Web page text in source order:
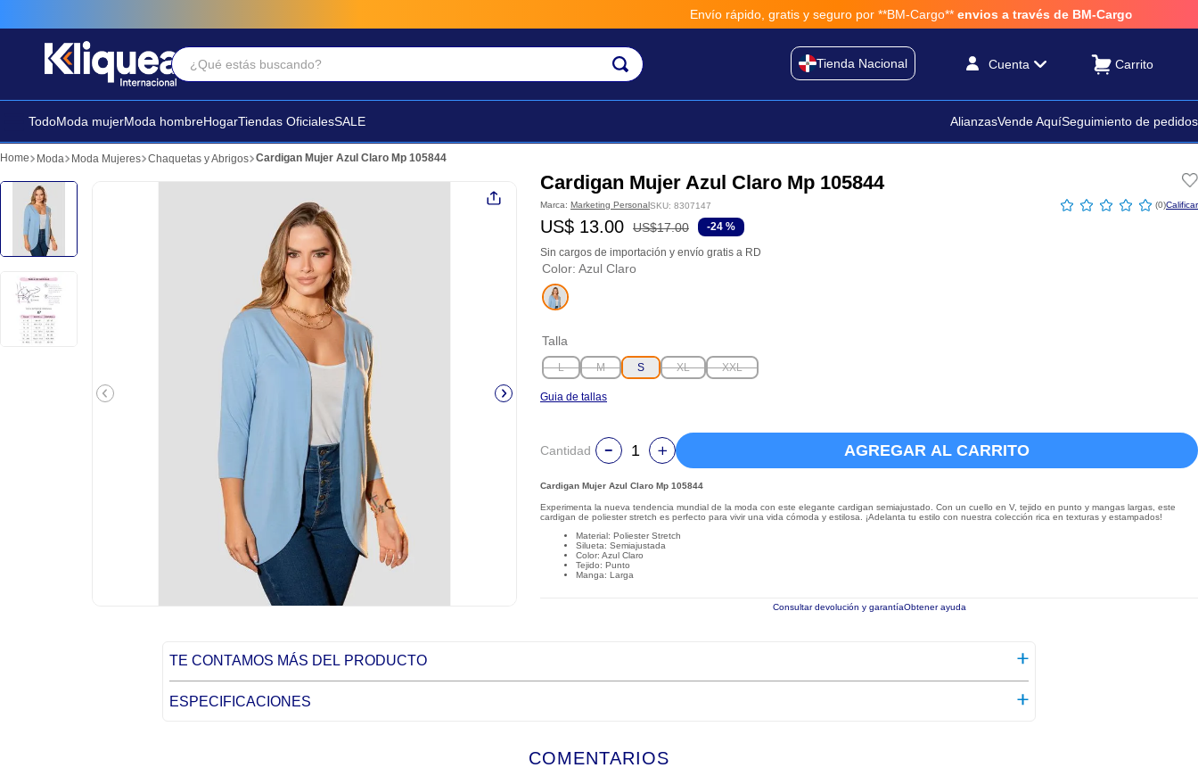
Envío rápido, gratis y seguro por **BM-Cargo** envios a través de BM-Cargo
¿Qué estás buscando?
Tienda Nacional Cuenta
TodoModa mujerModa hombreHogarTiendas OficialesSALE AlianzasVende AquíSeguimiento de pedidos
Moda Moda Mujeres Chaquetas y Abrigos Cardigan Mujer Azul Claro Mp 105844
Cardigan Mujer Azul Claro Mp 105844
Marca: Marketing PersonalSKU: 8307147 ☆ ☆ ☆ ☆ ☆ (0)
US$ 13.00 US$17.00 -24 %
Sin cargos de importación y envío gratis a RD
Color: Azul Claro
Talla
L M S XL XXL
Guia de tallas
Cantidad AGREGAR AL CARRITO
Cardigan Mujer Azul Claro Mp 105844
Experimenta la nueva tendencia mundial de la moda con este elegante cardigan semiajustado. Con un cuello en V, tejido en punto y mangas largas, este
cardigan de poliester stretch es perfecto para vivir una vida cómoda y estilosa. ¡Adelanta tu estilo con nuestra colección rica en texturas y estampados!
Material: Poliester Stretch
Silueta: Semiajustada
Color: Azul Claro
Tejido: Punto
Manga: Larga
Consultar devolución y garantíaObtener ayuda
TE CONTAMOS MÁS DEL PRODUCTO
ESPECIFICACIONES
COMENTARIOS
Términos Más Buscados
2. futbol